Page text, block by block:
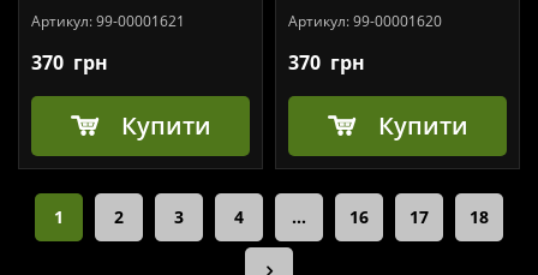
Артикул:99-00001621
370 грн
Купити
Артикул:99-00001620
370 грн
Купити
1 2 3 4 … 16 17 18